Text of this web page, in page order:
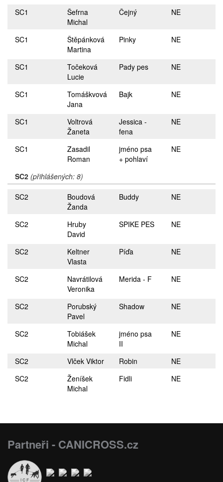
SC1
Šefrna
Michal
Čejný NE
SC1
Štěpánková
Martina
Pinky NE
SC1
Točeková
Lucie
Pady pes NE
SC1
Tomáškvová
Jana
Bajk NE
SC1
Voltrová
Žaneta
Jessica -
fena
NE
SC1
Zasadil
Roman
jméno psa
+ pohlaví
NE
SC2 (přihlášených: 8)
SC2
Boudová
Žanda
Buddy NE
SC2
Hruby
David
SPIKE PES NE
SC2
Keltner
Vlasta
Píďa NE
SC2
Navrátilová
Veronika
Merida - F NE
SC2
Porubský
Pavel
Shadow NE
SC2
Tobiášek
Michal
jméno psa
II
NE
SC2 Vlček Viktor Robin
NE
SC2
Ženíšek
Michal
Fidli NE
Partneři - CANICROSS.cz